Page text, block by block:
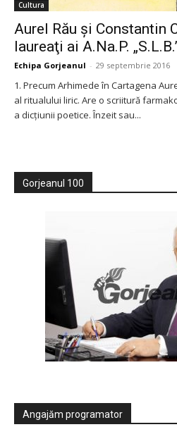
Cultura
Aurel Rău şi Constantin
laureaţi ai A.Na.P.
Echipa Gorjeanul - 29 septembrie 2016
1. Precum Arhimede în Cartagena
al ritualului liric. Are o scriitură
a dicţiunii poetice. Înzeit sau...
Gorjeanul 100
Angajăm programator